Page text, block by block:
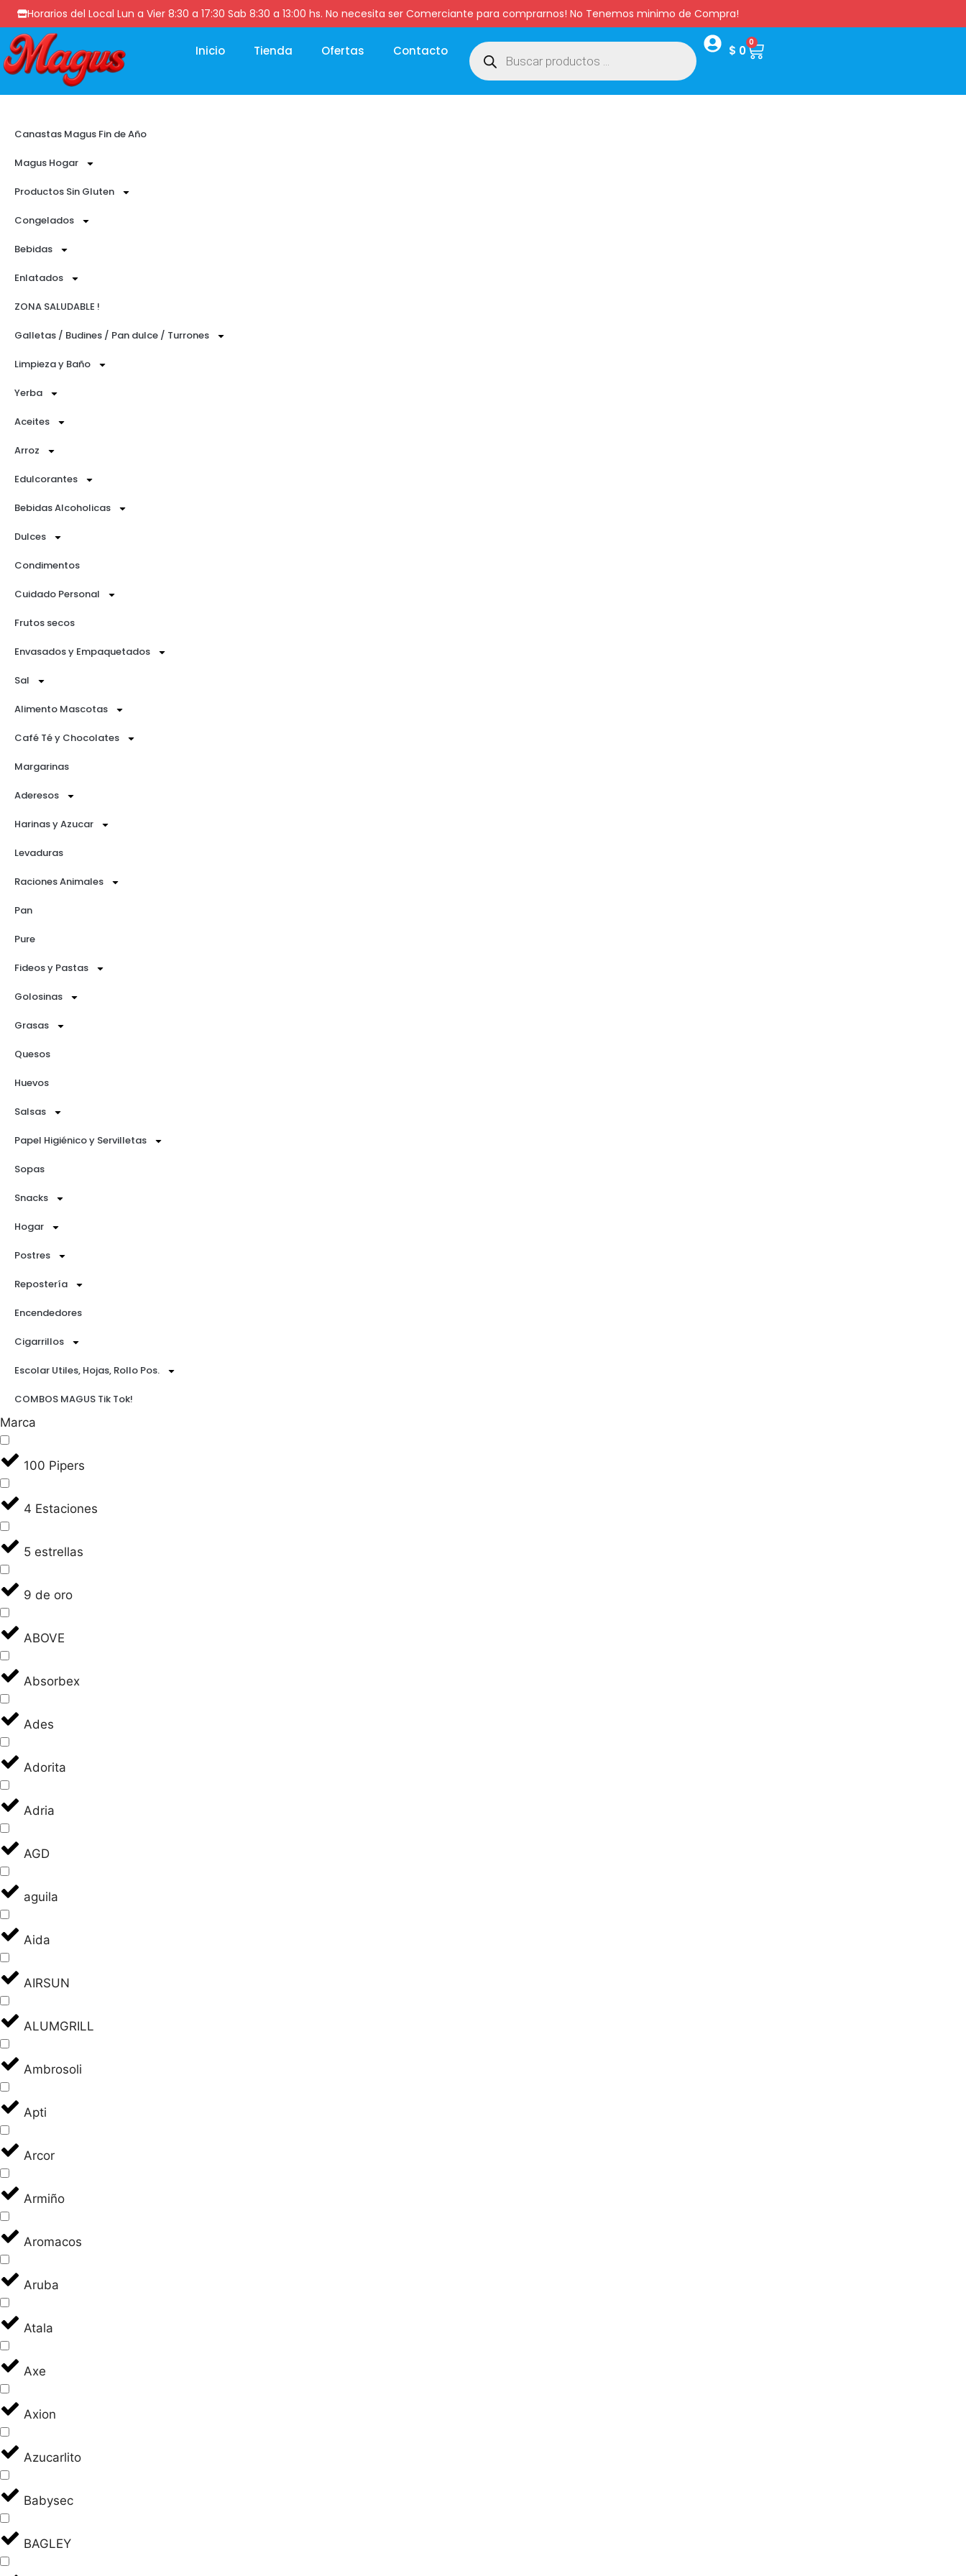
Horarios del Local Lun a Vier 8:30 a 17:30 Sab 8:30 a 13:00 hs. No necesita ser Comerciante para comprarnos! No Tenemos minimo de Compra!
Inicio Tienda Ofertas Contacto $ 0
0
Canastas Magus Fin de Año
Magus Hogar
Productos Sin Gluten
Congelados
Bebidas
Enlatados
ZONA SALUDABLE !
Galletas / Budines / Pan dulce / Turrones
Limpieza y Baño
Yerba
Aceites
Arroz
Edulcorantes
Bebidas Alcoholicas
Dulces
Condimentos
Cuidado Personal
Frutos secos
Envasados y Empaquetados
Sal
Alimento Mascotas
Café Té y Chocolates
Margarinas
Aderesos
Harinas y Azucar
Levaduras
Raciones Animales
Pan
Pure
Fideos y Pastas
Golosinas
Grasas
Quesos
Huevos
Salsas
Papel Higiénico y Servilletas
Sopas
Snacks
Hogar
Postres
Repostería
Encendedores
Cigarrillos
Escolar Utiles, Hojas, Rollo Pos.
COMBOS MAGUS Tik Tok!
Marca
100 Pipers
4 Estaciones
5 estrellas
9 de oro
ABOVE
Absorbex
Ades
Adorita
Adria
AGD
aguila
Aida
AIRSUN
ALUMGRILL
Ambrosoli
Apti
Arcor
Armiño
Aromacos
Aruba
Atala
Axe
Axion
Azucarlito
Babysec
BAGLEY